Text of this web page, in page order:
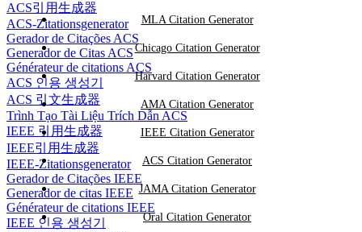
ACS引用生成器
ACS-Zitationsgenerator
Gerador de Citações ACS
Generador de Citas ACS
Générateur de citations ACS
ACS 인용 생성기
ACS 引文生成器
Trình Tạo Tài Liệu Trích Dẫn ACS
IEEE 引用生成器
IEEE引用生成器
IEEE-Zitationsgenerator
Gerador de Citações IEEE
Generador de citas IEEE
Générateur de citations IEEE
IEEE 인용 생성기
MLA Citation Generator
Chicago Citation Generator
Harvard Citation Generator
AMA Citation Generator
IEEE Citation Generator
ACS Citation Generator
JAMA Citation Generator
Oral Citation Generator